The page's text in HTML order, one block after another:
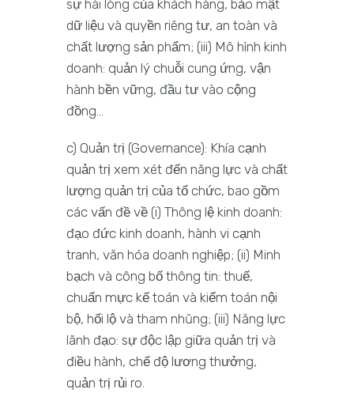
sự hài lòng của khách hàng, bảo mật
dữ liệu và quyền riêng tư, an toàn và
chất lượng sản phẩm; (iii) Mô hình kinh
doanh: quản lý chuỗi cung ứng, vận
hành bền vững, đầu tư vào cộng
đồng…
c) Quản trị (Governance): Khía cạnh
quản trị xem xét đến năng lực và chất
lượng quản trị của tổ chức, bao gồm
các vấn đề về (i) Thông lệ kinh doanh:
đạo đức kinh doanh, hành vi cạnh
tranh, văn hóa doanh nghiệp; (ii) Minh
bạch và công bố thông tin: thuế,
chuẩn mực kế toán và kiểm toán nội
bộ, hối lộ và tham nhũng; (iii) Năng lực
lãnh đạo: sự độc lập giữa quản trị và
điều hành, chế độ lương thưởng,
quản trị rủi ro.